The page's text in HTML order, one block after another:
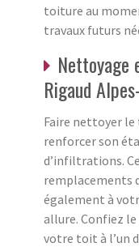
toiture au
travaux futurs
Nettoyage
Rigaud
Faire nettoyer
renforcer son
d’infiltrations.
remplacements
également à
allure. Confiez
votre toit à l’un